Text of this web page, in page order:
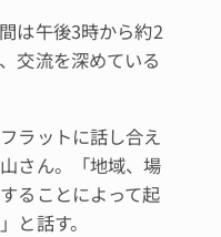
は午後3時から約2
交流を深めている
ラットに話し合え
さん。「地域、場
ることによって起
と話す。